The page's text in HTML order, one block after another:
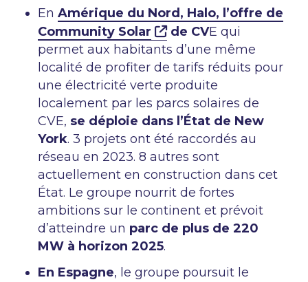
En Amérique du Nord, Halo, l’offre de
Community Solar
de CVE qui
permet aux habitants d’une même
localité de profiter de tarifs réduits pour
une électricité verte produite
localement par les parcs solaires de
CVE, se déploie dans l’État de New
York. 3 projets ont été raccordés au
réseau en 2023. 8 autres sont
actuellement en construction dans cet
État. Le groupe nourrit de fortes
ambitions sur le continent et prévoit
d’atteindre un parc de plus de 220
MW à horizon 2025.
En Espagne, le groupe poursuit le